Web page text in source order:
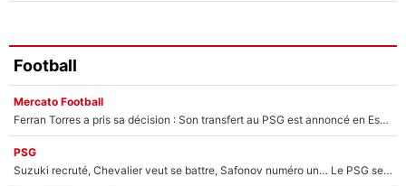
Football
Mercato Football
Ferran Torres a pris sa décision : Son transfert au PSG est annoncé en Espagne !
PSG
Suzuki recruté, Chevalier veut se battre, Safonov numéro un… Le PSG se lance encore dans un gros chantier pour le poste de gardien de but